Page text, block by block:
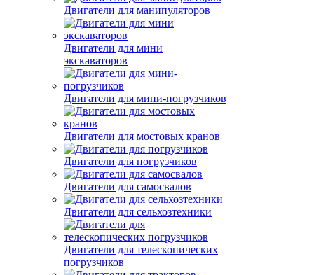
Двигатели для манипуляторов
Двигатели для мини
экскаваторов
Двигатели для мини-погрузчиков
Двигатели для мостовых кранов
Двигатели для погрузчиков
Двигатели для самосвалов
Двигатели для сельхозтехники
Двигатели для телескопических
погрузчиков